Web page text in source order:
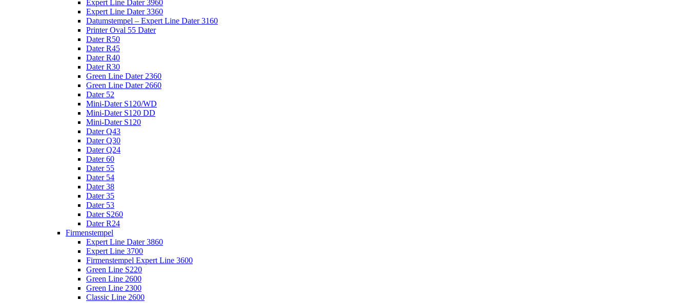
Expert Line Dater 3960
Expert Line Dater 3360
Datumstempel – Expert Line Dater 3160
Printer Oval 55 Dater
Dater R50
Dater R45
Dater R40
Dater R30
Green Line Dater 2360
Green Line Dater 2660
Dater 52
Mini-Dater S120/WD
Mini-Dater S120 DD
Mini-Dater S120
Dater Q43
Dater Q30
Dater Q24
Dater 60
Dater 55
Dater 54
Dater 38
Dater 35
Dater 53
Dater S260
Dater R24
Firmenstempel
Expert Line Dater 3860
Expert Line 3700
Firmenstempel Expert Line 3600
Green Line S220
Green Line 2600
Green Line 2300
Classic Line 2600